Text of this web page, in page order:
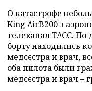
О катастрофе
King AirB200 в
телеканалТАСС. По
борту находились
медсестра и врач,
оба пилота были
медсестра и врач –